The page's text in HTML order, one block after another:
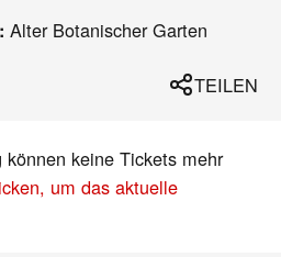
Alter Botanischer Garten
TEILEN
keine Tickets mehr
um das aktuelle